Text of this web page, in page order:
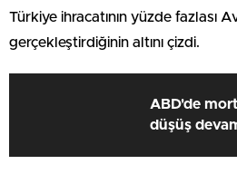
Türkiye ihracatının yüzde fazlası
gerçekleştirdiğinin altını çizdi.
ABD'de
düşüş